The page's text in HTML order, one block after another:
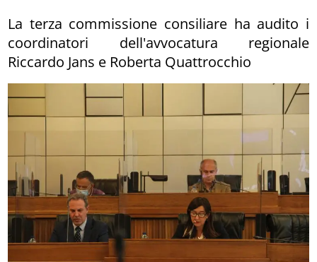
La terza commissione consiliare ha audito i
coordinatori dell'avvocatura regionale
Riccardo Jans e Roberta Quattrocchio